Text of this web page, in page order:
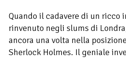
Quando il cadavere di un ricco
rinvenuto negli slums di
ancora una volta nella
Sherlock Holmes. Il geniale